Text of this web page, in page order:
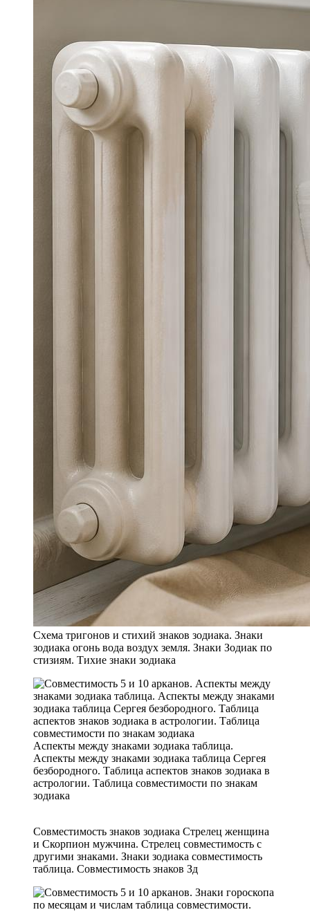
Схема тригонов и стихий знаков зодиака. Знаки
зодиака огонь вода воздух земля. Знаки Зодиак по
стизиям. Тихие знаки зодиака
Аспекты между знаками зодиака таблица.
Аспекты между знаками зодиака таблица Сергея
безбородного. Таблица аспектов знаков зодиака в
астрологии. Таблица совместимости по знакам
зодиака
Совместимость знаков зодиака Стрелец женщина
и Скорпион мужчина. Стрелец совместимость с
другими знаками. Знаки зодиака совместимость
таблица. Совместимость знаков Зд